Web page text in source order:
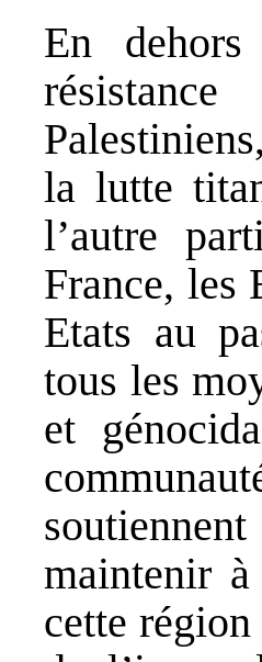
En
la lutte
l’autre
France, les
Etats au
tous les
et
maintenir
cette